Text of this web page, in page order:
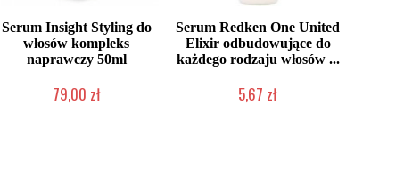
Serum Insight Styling do
włosów kompleks
naprawczy 50ml
79,00 zł
Serum Redken One United
Elixir odbudowujące do
każdego rodzaju włosów ...
5,67 zł